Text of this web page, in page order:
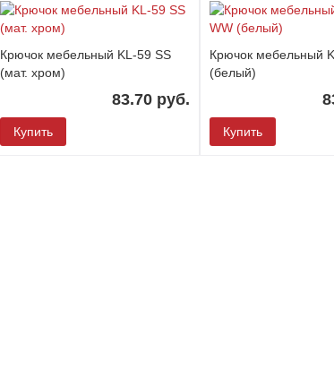
Крючок мебельный KL-59 SS
(мат. хром)
83.70 руб.
Купить
Крючок мебельный
(белый)
Купить